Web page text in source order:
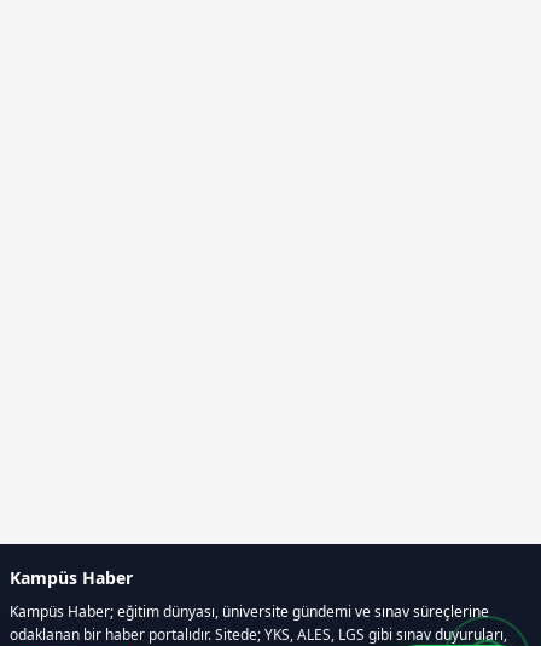
Kampüs Haber
Kampüs Haber; eğitim dünyası, üniversite gündemi ve sınav süreçlerine
odaklanan bir haber portalıdır. Sitede; YKS, ALES, LGS gibi sınav duyuruları,